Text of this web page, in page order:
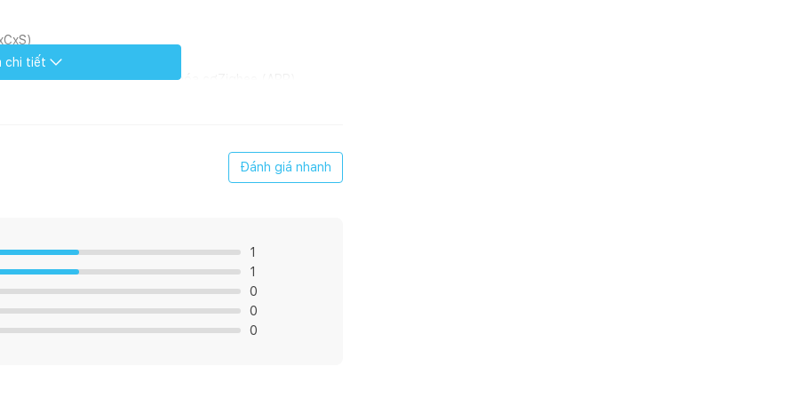
khẩuChìa khóa cơ: 2 chìa khóa cơZigbee (APP)
động: 15% ~ 95% RH
- Chức năng chống sao chép mật khẩu. - Màn hình
năng riêng tư (Khóa kép). - Chức năng xác thực kép,
từ). - Tích hợp với hệ thống nhà thông mình
trên điện thoại.
chi tiết
Đánh giá nhanh
1
1
0
0
0